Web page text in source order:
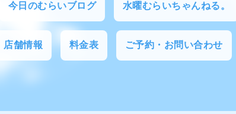
今日のむらいブログ 水曜むらいちゃんねる。
店舗情報 料金表 ご予約・お問い合わせ